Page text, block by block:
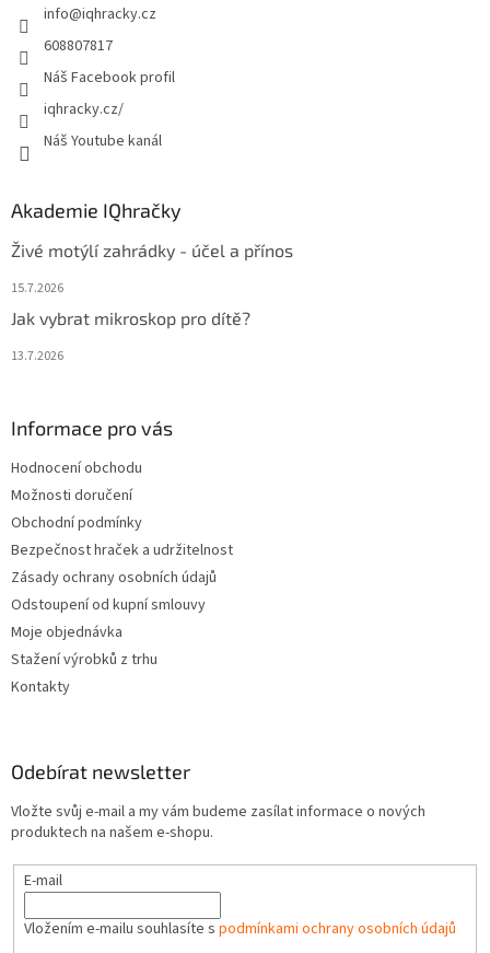
info@iqhracky.cz
608807817
Náš Facebook profil
iqhracky.cz/
Náš Youtube kanál
Akademie IQhračky
Živé motýlí zahrádky - účel a přínos
15.7.2026
Jak vybrat mikroskop pro dítě?
13.7.2026
Informace pro vás
Hodnocení obchodu
Možnosti doručení
Obchodní podmínky
Bezpečnost hraček a udržitelnost
Zásady ochrany osobních údajů
Odstoupení od kupní smlouvy
Moje objednávka
Stažení výrobků z trhu
Kontakty
Odebírat newsletter
Vložte svůj e-mail a my vám budeme zasílat informace o nových
produktech na našem e-shopu.
E-mail
Vložením e-mailu souhlasíte s podmínkami ochrany osobních údajů